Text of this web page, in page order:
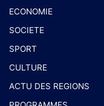
ECONOMIE
SOCIETE
SPORT
CULTURE
ACTU DES REGIONS